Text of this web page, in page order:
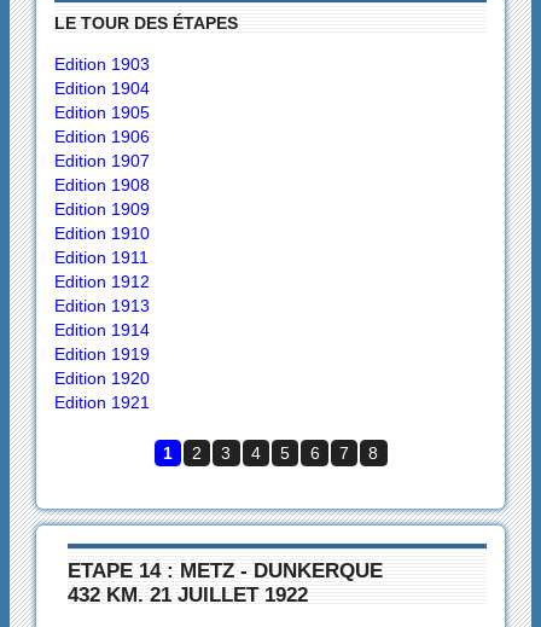
LE TOUR DES ÉTAPES
Edition 1903
Edition 1904
Edition 1905
Edition 1906
Edition 1907
Edition 1908
Edition 1909
Edition 1910
Edition 1911
Edition 1912
Edition 1913
Edition 1914
Edition 1919
Edition 1920
Edition 1921
1 2 3 4 5 6 7 8
ETAPE 14 : METZ - DUNKERQUE
432 KM. 21 JUILLET 1922